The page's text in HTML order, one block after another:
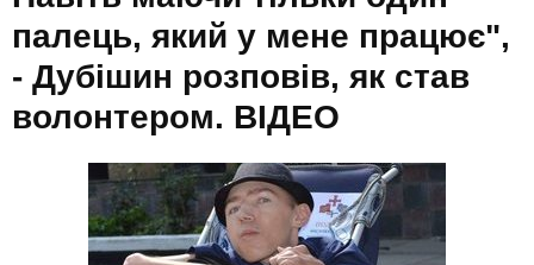
палець, який у мене працює",
- Дубішин розповів, як став
волонтером. ВIДЕО